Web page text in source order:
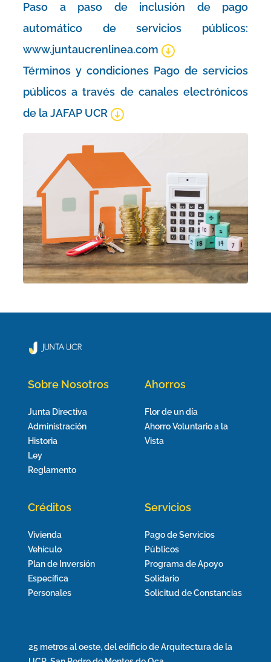
Paso a paso de inclusión de pago
automático de servicios públicos:
www.juntaucrenlinea.com
Términos y condiciones Pago de servicios
públicos a través de canales electrónicos
de la JAFAP UCR
Sobre Nosotros
Junta Directiva
Administración
Historia
Ley
Reglamento
Ahorros
Flor de un día
Ahorro Voluntario a la
Vista
Créditos
Vivienda
Vehículo
Plan de Inversión
Específica
Personales
Servicios
Pago de Servicios
Públicos
Programa de Apoyo
Solidario
Solicitud de Constancias
25 metros al oeste, del edificio de Arquitectura de la